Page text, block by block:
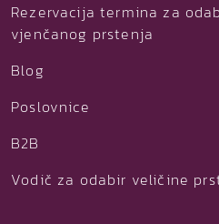
Rezervacija termina za
vjenčanog prstenja
Blog
Poslovnice
B2B
Vodič za odabir veličine